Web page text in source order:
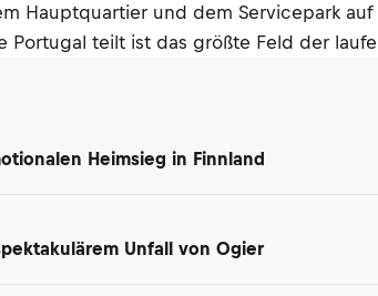
Hauptquartier und dem Servicepark
teilt ist das größte Feld der
Heimsieg in Finnland
Unfall von Ogier